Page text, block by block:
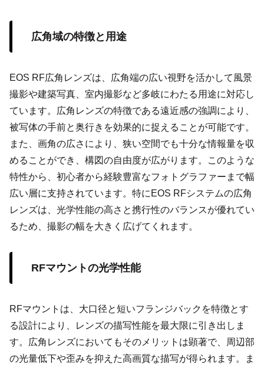
広角域の特徴と用途
EOS RF広角レンズは、広角端の広い視野を活かして風景
撮影や建築写真、室内撮影など多岐にわたる用途に対応し
ています。広角レンズの特徴である遠近感の強調により、
被写体の手前と奥行きを効果的に捉えることが可能です。
また、画角の広さにより、狭い空間でも十分な情報量を収
めることができ、構図の自由度が広がります。このような
特性から、初心者から経験豊富なフォトグラファーまで幅
広い層に支持されています。特にEOS RFシステムの広角
レンズは、光学性能の高さと携行性のバランスが優れてい
るため、撮影の幅を大きく広げてくれます。
RFマウントの光学性能
RFマウントは、大口径と短いフランジバックを特徴とす
る設計により、レンズの描写性能を最大限に引き出しま
す。広角レンズにおいてもそのメリットは顕著で、周辺部
の光量低下や歪みを抑えた高画質な描写が得られます。ま